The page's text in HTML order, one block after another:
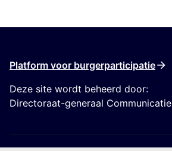
Platform voor burgerparticipatie
Deze site wordt beheerd door:
Directoraat-generaal Communicatie